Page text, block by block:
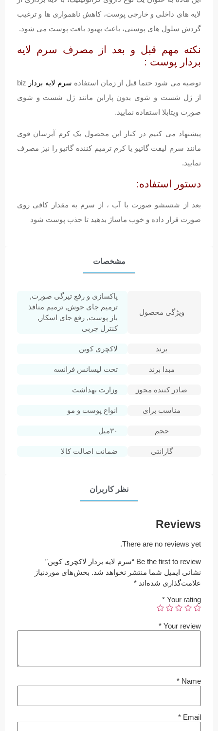
لایه های داخلی و خارجی پوست، کاهش ناهمواری ها و ترغیب
گردش سلول های پوستی، باعث بهبود بافت پوست می شود.
نکته مهم قبل و بعد از مصرف سرم لایه
بردار پوست :
توصیه می شود حتما قبل از زمان استفاده سرم لایه بردار biz
از ژل شست و شوی بدون پارابن مانند ژل شست و شوی
صورت ویتابلا استفاده نمایید.
پیشنهاد می کنیم در کنار این محصول یک کرم آبرسان قوی
مانند سرم لیفت گاتیو یا کرم ترمیم کننده گاتیو را نیز مصرف
نمایید.
دستور استفاده:
بعد از شتسشو صورت با آب ، از سرم به مقدار کافی روی
صورت قرار داده و خوب ماساژ بدهید تا جذب پوست شود
مشخصات
ویژگی محصول
پاکسازی و رفع تیرگی صورت,
ترمیم جای جوش, ترمیم منافذ
باز پوست, رفع جای اسکار,
کنترل چربی
برند لاکچری کوین
مبدا برند تحت لیسانس فرانسه
صادر کننده مجوز وزارت بهداشت
مناسب برای انواع پوست و مو
حجم ۳۰میل
گارانتی ضمانت اصالت کالا
نظر کاربران
Reviews
There are no reviews yet.
Be the first to review “سرم لایه بردار لاکچری کوین”
نشانی ایمیل شما منتشر نخواهد شد. بخش‌های موردنیاز
علامت‌گذاری شده‌اند *
Your rating
*
Your review
*
Name
*
Email
*